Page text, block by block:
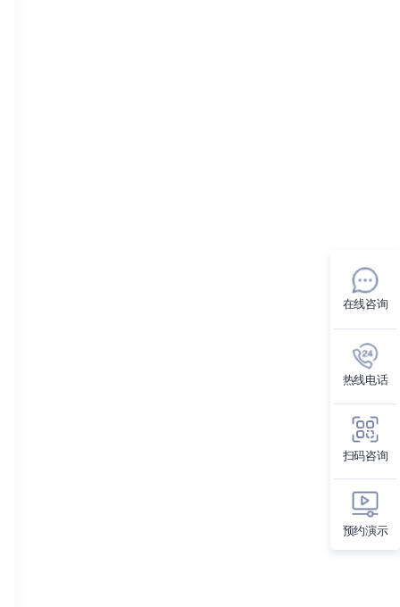
在线咨询
热线电话
扫码咨询
预约演示